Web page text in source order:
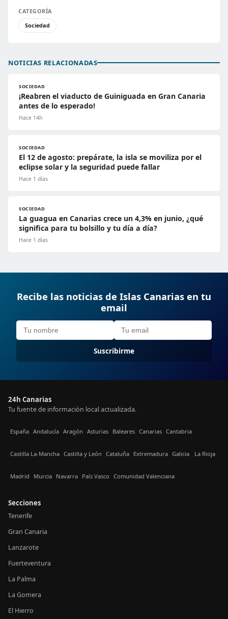
CATEGORÍA
Sociedad
NOTICIAS RELACIONADAS
SOCIEDAD
¡Reabren el viaducto de Guiniguada en Gran Canaria
antes de lo esperado!
Hace 14h
SOCIEDAD
El 12 de agosto: prepárate, la isla se moviliza por el
eclipse solar y la seguridad puede fallar
Hace 1 días
SOCIEDAD
La guagua en Canarias crece un 4,3% en junio, ¿qué
significa para tu bolsillo y tu día a día?
Hace 1 días
Recibe las noticias de Islas Canarias en tu
email
Suscribirme
24h Canarias
Tu fuente de información local actualizada.
España Andalucía Aragón Asturias Baleares Canarias Cantabria
Castilla La-Mancha Castilla y León Cataluña Extremadura Galicia La Rioja
Madrid Murcia Navarra País Vasco Comunidad Valenciana
Secciones
Tenerife
Gran Canaria
Lanzarote
Fuerteventura
La Palma
La Gomera
El Hierro